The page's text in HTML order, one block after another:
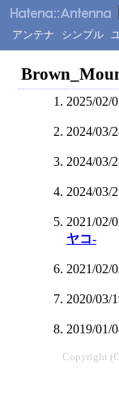
アンテナ シンプル
2025/02/
2024/03/
2024/03/
2024/03/
2021/02/
ヤコ-
2021/02/
2020/03/
2019/01/
Copyright